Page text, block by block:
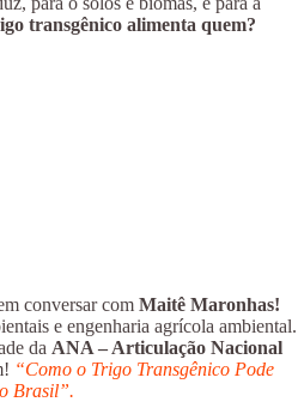
transgênico alimenta quem?
conversar com Maitê Maronhas!
e engenharia agrícola ambiental.
da ANA – Articulação Nacional
“Como o Trigo Transgênico Pode
Brasil”.